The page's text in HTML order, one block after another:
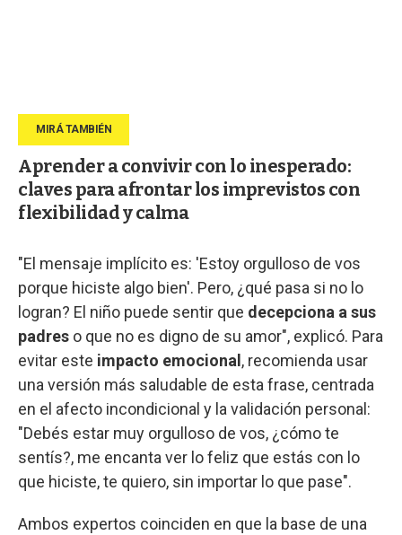
Aprender a convivir con lo inesperado:
claves para afrontar los imprevistos con
flexibilidad y calma
"El mensaje implícito es: 'Estoy orgulloso de vos
porque hiciste algo bien'. Pero, ¿qué pasa si no lo
logran? El niño puede sentir que decepciona a sus
padres o que no es digno de su amor", explicó. Para
evitar este impacto emocional , recomienda usar
una versión más saludable de esta frase, centrada
en el afecto incondicional y la validación personal:
"Debés estar muy orgulloso de vos, ¿cómo te
sentís?, me encanta ver lo feliz que estás con lo
que hiciste, te quiero, sin importar lo que pase".
Ambos expertos coinciden en que la base de una